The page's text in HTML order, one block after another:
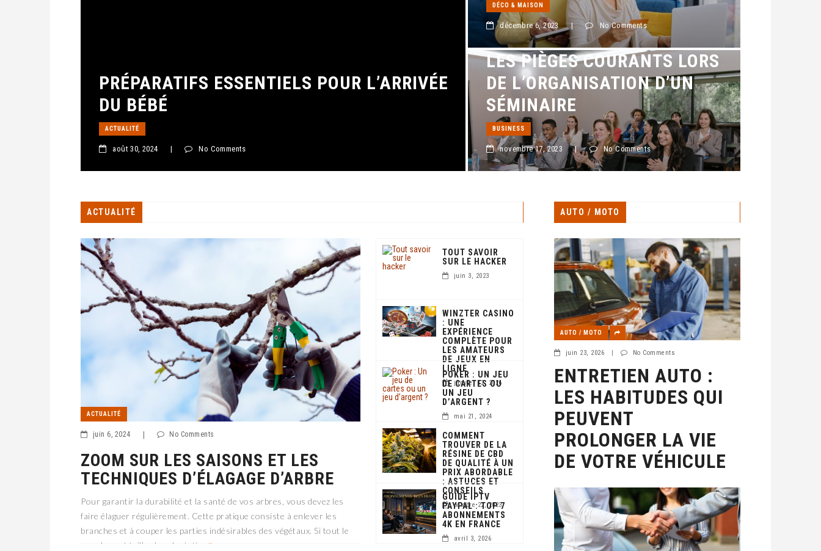
PRÉPARATIFS ESSENTIELS POUR L’ARRIVÉE
DU BÉBÉ
ACTUALITÉ
août 30, 2024 | No Comments
DÉCO & MAISON
décembre 6, 2023 | No Comments
3 CONSEILS POUR ÉVITER
LES PIÈGES COURANTS LORS
DE L’ORGANISATION D’UN
SÉMINAIRE
BUSINESS
novembre 17, 2023 | No Comments
ACTUALITÉ
ACTUALITÉ
juin 6, 2024 No Comments
ZOOM SUR LES SAISONS ET LES
TECHNIQUES D’ÉLAGAGE D’ARBRE
Pour garantir la durabilité et la santé de vos arbres, vous devez les
faire élaguer régulièrement. Cette pratique consiste à enlever les
branches et à couper les parties indésirables des végétaux. Si tout le
monde peut tailler les plantatio
TOUT SAVOIR
SUR LE HACKER
juin 3, 2023
WINZTER CASINO
: UNE
EXPÉRIENCE
COMPLÈTE POUR
LES AMATEURS
DE JEUX EN
LIGNE
janvier 12, 2026
POKER : UN JEU
DE CARTES OU
UN JEU
D’ARGENT ?
mai 21, 2024
COMMENT
TROUVER DE LA
RÉSINE DE CBD
DE QUALITÉ À UN
PRIX ABORDABLE
: ASTUCES ET
CONSEILS
octobre 22, 2023
GUIDE IPTV
PAYPAL : TOP 7
ABONNEMENTS
4K EN FRANCE
avril 3, 2026
AUTO / MOTO
AUTO / MOTO
juin 23, 2026 | No Comments
ENTRETIEN AUTO :
LES HABITUDES QUI
PEUVENT
PROLONGER LA VIE
DE VOTRE VÉHICULE